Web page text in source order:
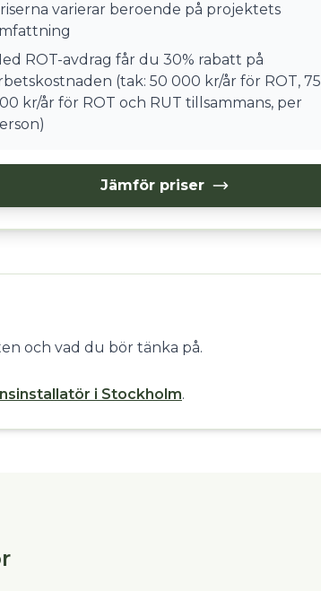
varierar beroende på projektets
ROT-avdrag får du 30% rabatt på
(tak: 50 000 kr/år för ROT, 75
kr/år för ROT och RUT tillsammans, per
Jämför priser
och vad du bör tänka på.
i Stockholm.